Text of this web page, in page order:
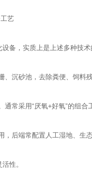
艺
备，实质上是上述多种技
沉砂池，去除粪便、饲料
常采用“厌氧+好氧”的组合
后端常配置人工湿地、生
性。